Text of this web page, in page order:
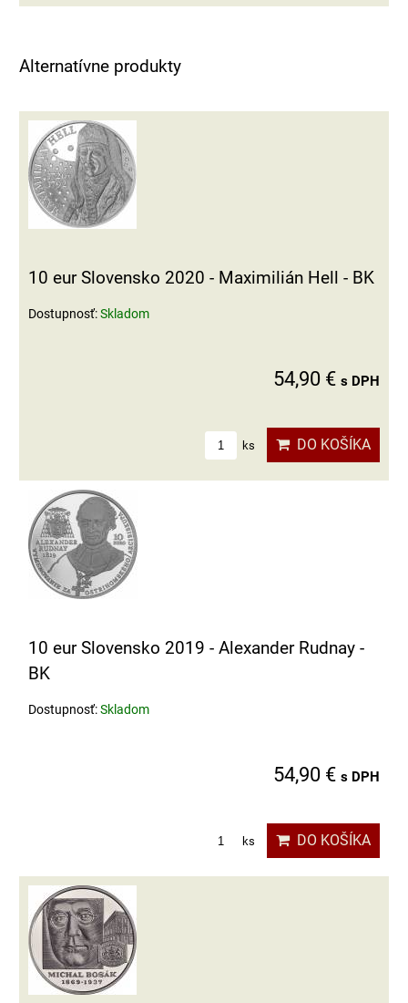
Alternatívne produkty
10 eur Slovensko 2020 - Maximilián Hell - BK
Dostupnosť:Skladom
54,90 € s DPH
ks DO KOŠÍKA
10 eur Slovensko 2019 - Alexander Rudnay -
BK
Dostupnosť:Skladom
54,90 € s DPH
ks DO KOŠÍKA